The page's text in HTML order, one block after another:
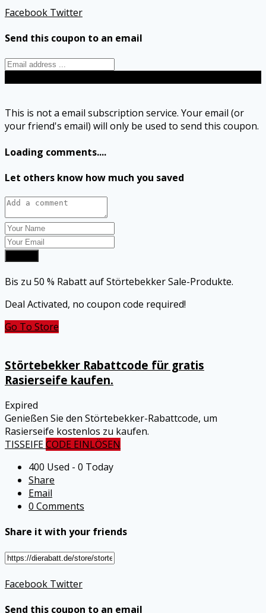
Facebook Twitter
Send this coupon to an email
This is not a email subscription service. Your email (or
your friend's email) will only be used to send this coupon.
Loading comments....
Let others know how much you saved
Bis zu 50 % Rabatt auf Störtebekker Sale-Produkte.
Deal Activated, no coupon code required!
Go To Store
Störtebekker Rabattcode für gratis
Rasierseife kaufen.
Expired
Genießen Sie den Störtebekker-Rabattcode, um
Rasierseife kostenlos zu kaufen.
TISSEIFECODE EINLÖSEN
400 Used - 0 Today
Share
Email
0 Comments
Share it with your friends
Facebook Twitter
Send this coupon to an email